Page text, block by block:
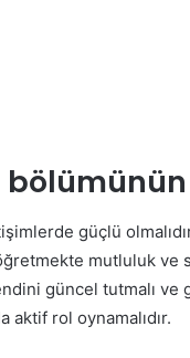
güçlü
mutluluk ve
güncel tutmalı ve
aktif rol oynamalıdır.